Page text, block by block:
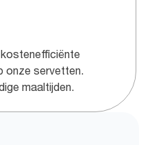
onze servetten.
maaltijden.